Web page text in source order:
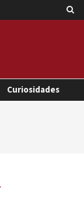
Curiosidades